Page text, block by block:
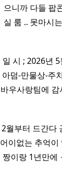
으니까 다들 팝
실 룸 .. 못마시
일 시 ; 2026년
아덤-만물상-주
바우사랑팀에 감
2월부터 드간다
어이없는 추억
짱이랑 1년만에